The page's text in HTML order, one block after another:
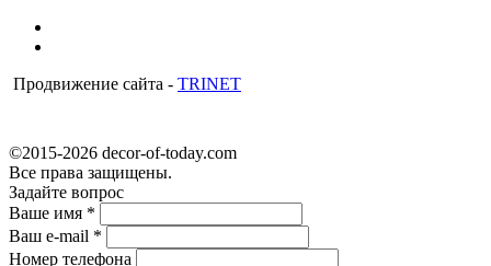
Продвижение сайта - TRINET
©2015-2026 decor-of-today.com
Все права защищены.
Задайте вопрос
Ваше имя *
Ваш e-mail *
Номер телефона